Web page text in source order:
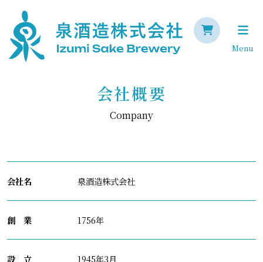
Menu
会社概要
Company
会社名 泉酒造株式会社
創 業 1756年
設 立 1945年3月